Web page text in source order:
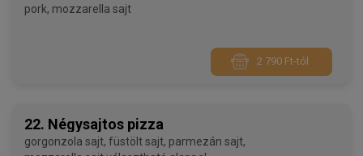
pork, mozzarella sajt
2 790 Ft-tól
22. Négysajtos pizza
gorgonzola sajt, füstölt sajt, parmezán sajt,